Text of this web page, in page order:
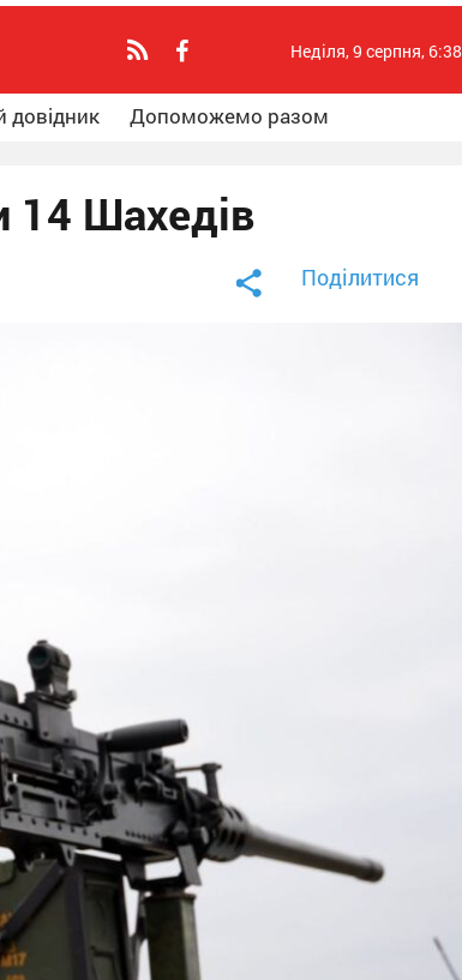
Неділя, 9 серпня, 6:38
довідник Допоможемо разом
14 Шахедів
Поділитися